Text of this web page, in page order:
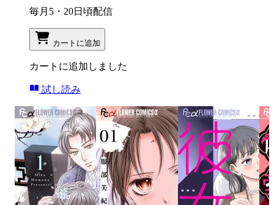
毎月5・20日頃配信
カートに追加
カートに追加しました
試し読み